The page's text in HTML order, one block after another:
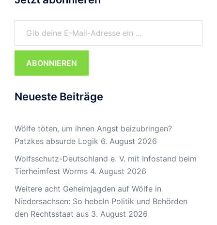
Gib deine E-Mail-Adresse ein ...
ABONNIEREN
Neueste Beiträge
Wölfe töten, um ihnen Angst beizubringen?
Patzkes absurde Logik 6. August 2026
Wolfsschutz-Deutschland e. V. mit Infostand beim
Tierheimfest Worms 4. August 2026
Weitere acht Geheimjagden auf Wölfe in
Niedersachsen: So hebeln Politik und Behörden
den Rechtsstaat aus 3. August 2026